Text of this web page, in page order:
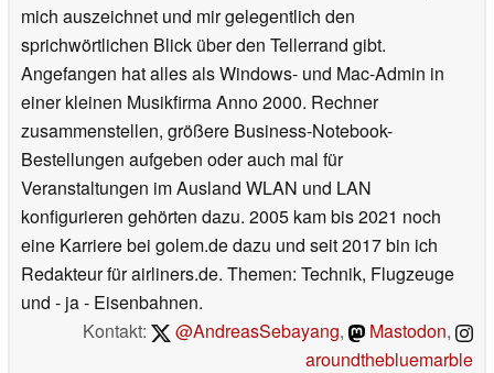
mich auszeichnet und mir gelegentlich den
sprichwörtlichen Blick über den Tellerrand gibt.
Angefangen hat alles als Windows- und Mac-Admin in
einer kleinen Musikfirma Anno 2000. Rechner
zusammenstellen, größere Business-Notebook-
Bestellungen aufgeben oder auch mal für
Veranstaltungen im Ausland WLAN und LAN
konfigurieren gehörten dazu. 2005 kam bis 2021 noch
eine Karriere bei golem.de dazu und seit 2017 bin ich
Redakteur für airliners.de. Themen: Technik, Flugzeuge
und - ja - Eisenbahnen.
Kontakt:
@AndreasSebayang, Mastodon,
aroundthebluemarble